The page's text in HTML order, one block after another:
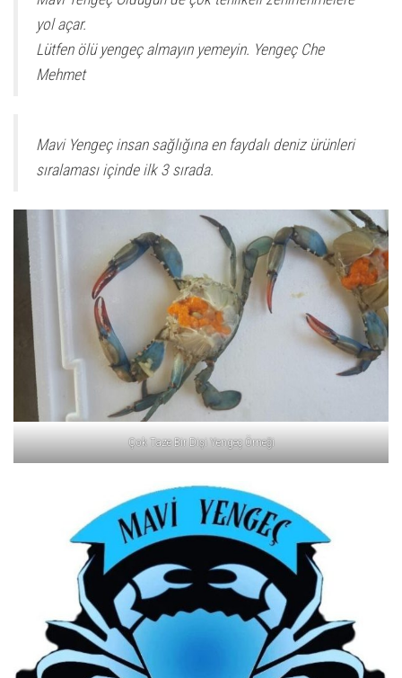
yol açar.
Lütfen ölü yengeç almayın yemeyin. Yengeç Che
Mehmet
Mavi Yengeç insan sağlığına en faydalı deniz ürünleri
sıralaması içinde ilk 3 sırada.
Çok Taze Bir Dişi Yengeç Örneği